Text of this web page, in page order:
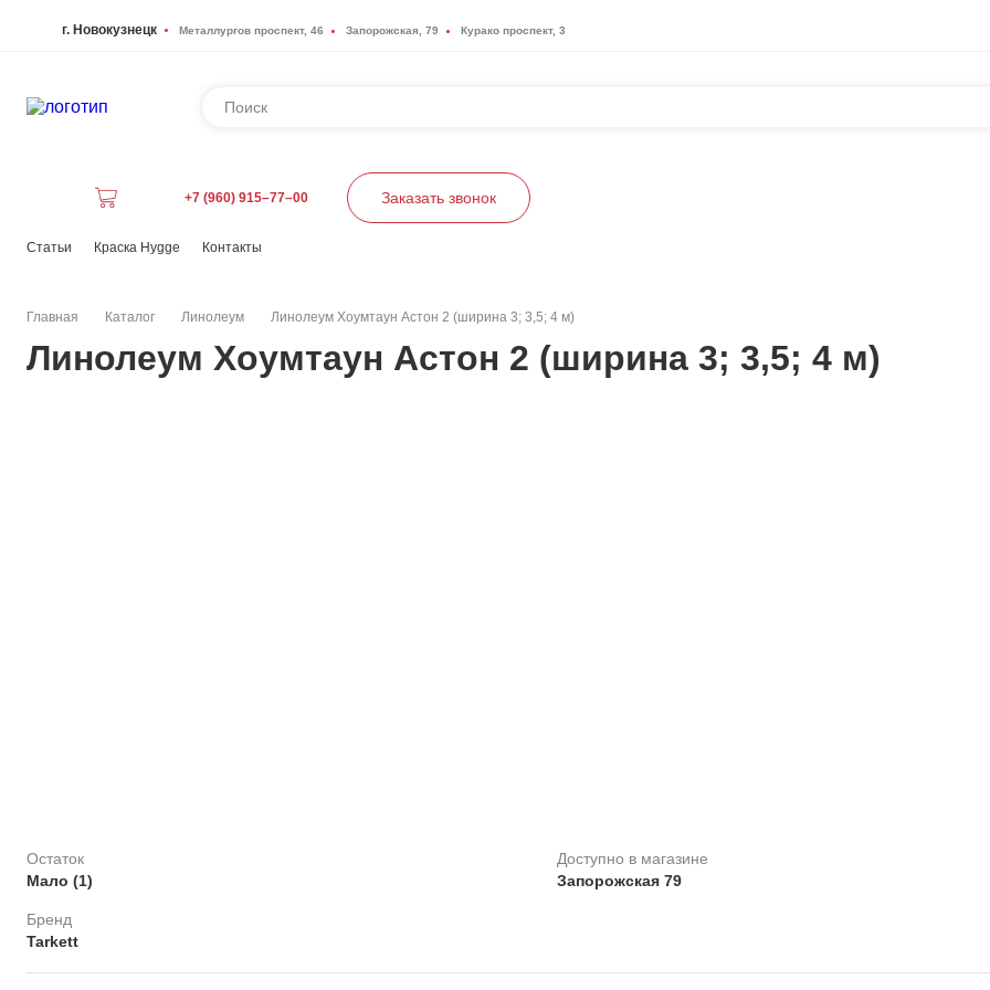
г. Новокузнецк Металлургов проспект, 46 Запорожская, 79 Курако проспект, 3
Статьи Краска Hygge Контакты
+7 (960) 915–77–00 Заказать звонок
Главная Каталог Линолеум Линолеум Хоумтаун Астон 2 (ширина 3; 3,5; 4 м)
Линолеум Хоумтаун Астон 2 (ширина 3; 3,5; 4 м)
Остаток
Мало (1)
Доступно в магазине
Запорожская 79
Бренд
Tarkett